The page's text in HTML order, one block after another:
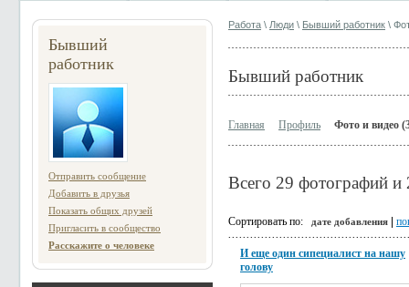
Бывший
работник
Отправить сообщение
Добавить в друзья
Показать общих друзей
Пригласить в сообщество
Расскажите о человеке
Работа \ Люди \ Бывший работник \
Бывший работник
Главная Профиль Фото и видео
Всего 29 фотографий и
Сортировать по: дате добавления
И еще один сипециалист на нашу
голову